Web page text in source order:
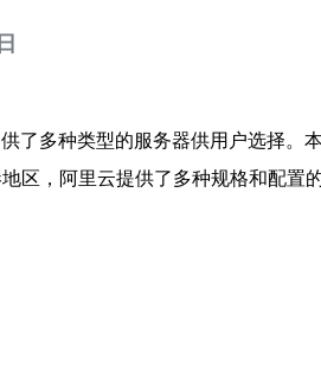
多种类型的服务器供用户选择。
区，阿里云提供了多种规格和配置